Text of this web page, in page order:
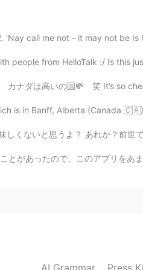
ます!
'Nay call me not - it may not be Is
people from HelloTalk :/ Is this
の国💸 笑 It’s so cheap❗️❗️ Japan has a
is in Banff, Alberta (Canada
の蚊の仲間たちをいなくさせて、僕に一発てか数千万発でも返
のアプリをあまり使わなかった There was a
AI Grammar Press